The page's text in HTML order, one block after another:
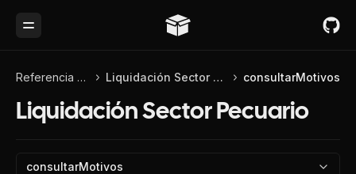
Toggle Menu
Referencia de API Liquidación Sector Pecuario consultarMotivos
Liquidación Sector Pecuario
consultarMotivos